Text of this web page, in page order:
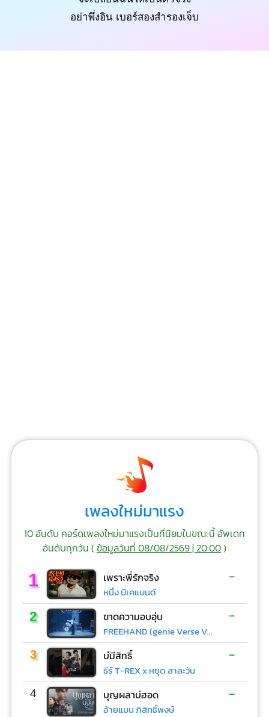
อย่าพึ่งอิน เบอร์สองสำรองเจ็บ
เพลงใหม่มาแรง
10 อันดับ คอร์ดเพลงใหม่มาแรงเป็นที่นิยมในขณะนี้ อัพเดท
อันดับทุกวัน (ข้อมูลวันที่ 08/08/2569 | 20:00)
1 เพราะพี่รักจริง
หนึ่ง บีเคแบนด์
-
2 ขาดความอบอุ่น
FREEHAND (genie Verse Vol.1)
-
3 บ่มีสิทธิ์
ธีร์ T-REX x หยุด สาละวัน
-
4 บุญผลาบ่ฮอด
อ้ายแมน ภิสิทธิ์พงษ์
-